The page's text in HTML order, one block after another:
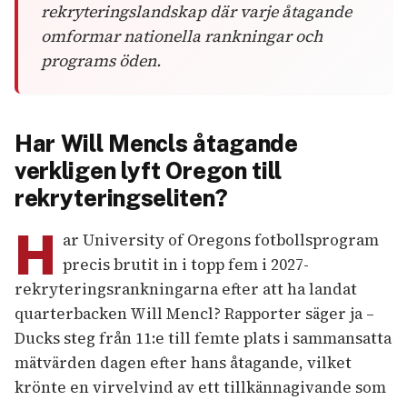
rekryteringslandskap där varje åtagande
omformar nationella rankningar och
programs öden.
Har Will Mencls åtagande
verkligen lyft Oregon till
rekryteringseliten?
H ar University of Oregons fotbollsprogram
precis brutit in i topp fem i 2027-
rekryteringsrankningarna efter att ha landat
quarterbacken Will Mencl? Rapporter säger ja –
Ducks steg från 11:e till femte plats i sammansatta
mätvärden dagen efter hans åtagande, vilket
krönte en virvelvind av ett tillkännagivande som